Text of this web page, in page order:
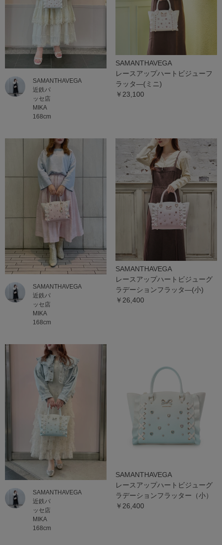
SAMANTHAVEGA
近鉄パ
ッセ店
MIKA
168cm
SAMANTHAVEGA
レースアップハートビジューフ
ラッタ―(ミニ)
￥23,100
SAMANTHAVEGA
近鉄パ
ッセ店
MIKA
168cm
SAMANTHAVEGA
レースアップハートビジューグ
ラデーションフラッタ―(小)
￥26,400
SAMANTHAVEGA
近鉄パ
ッセ店
MIKA
168cm
SAMANTHAVEGA
レースアップハートビジューグ
ラデーションフラッター（小）
￥26,400